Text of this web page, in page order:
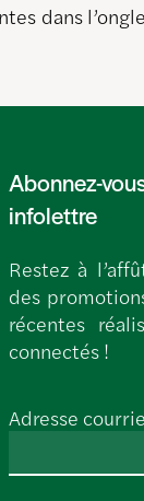
dans
Abonnez-
infolettre
Restez à
des
récentes
connectés !
Adresse